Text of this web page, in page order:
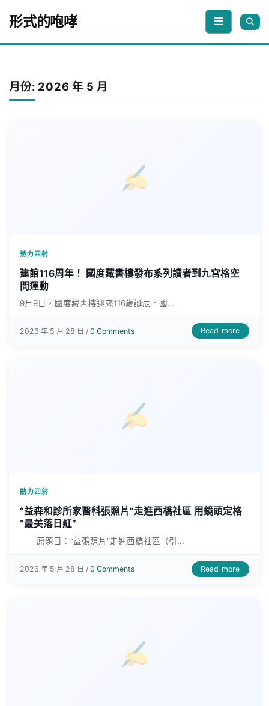
形式的咆哮
月份: 2026 年 5 月
熱力四射
建館116周年！ 國度藏書樓發布系列讀者到九宮格空
間運動
9月9日，國度藏書樓迎來116歲誕辰。國...
2026 年 5 月 28 日 /0 Comments Read more
熱力四射
“益森和診所家醫科張照片”走進西橋社區 用鏡頭定格
“最美落日紅”
原題目：“益張照片”走進西橋社區（引...
2026 年 5 月 28 日 /0 Comments Read more